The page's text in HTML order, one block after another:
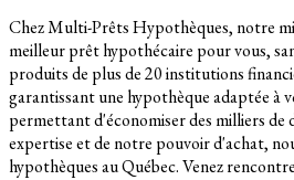
Chez Multi-Prêts Hypothèques, notre
meilleur prêt hypothécaire pour vous,
produits de plus de 20 institutions
garantissant une hypothèque adaptée à
permettant d'économiser des milliers de
expertise et de notre pouvoir d'achat,
hypothèques au Québec. Venez